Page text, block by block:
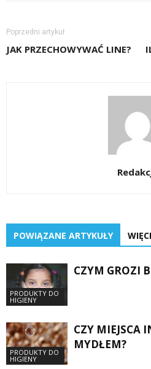
Poprzedni artykuł
JAK PRZECHOWYWAĆ LINE?
POWIĄZANE ARTYKUŁY
PRODUKTY DO
HIGIENY
CZYM GROZI
PRODUKTY DO
HIGIENY
CZY MIEJSCA
MYDŁEM?